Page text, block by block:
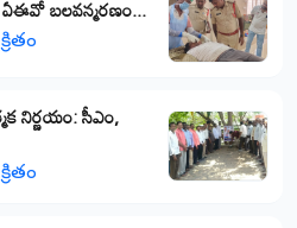
ఏఈవో బలవన్మరణం...
నిర్ణయం: సీఎం,